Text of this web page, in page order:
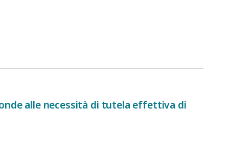
alle necessità di tutela effettiva di